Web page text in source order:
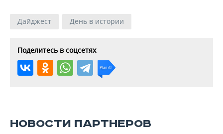
Дайджест День в истории
Поделитесь в соцсетях
НОВОСТИ ПАРТНЕРОВ